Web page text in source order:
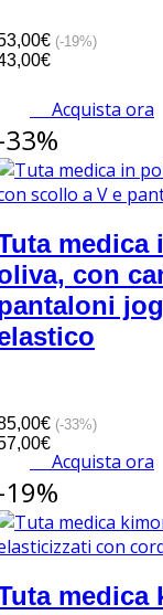
(-19%)
Acquista ora
medica
con
(-33%)
Acquista ora